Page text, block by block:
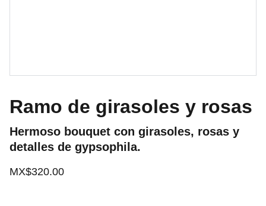
Ramo de girasoles y rosas
Hermoso bouquet con girasoles, rosas y
detalles de gypsophila.
MX$320.00